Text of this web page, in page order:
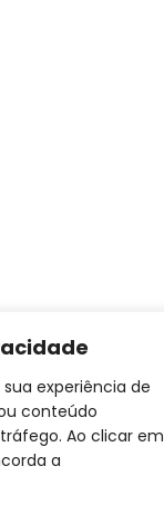
experiência de
conteúdo
Ao clicar em
a